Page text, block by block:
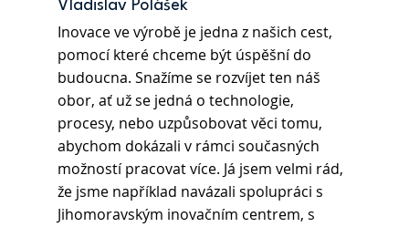
Vladislav Polášek
Inovace ve výrobě je jedna z našich cest,
pomocí které chceme být úspěšní do
budoucna. Snažíme se rozvíjet ten náš
obor, ať už se jedná o technologie,
procesy, nebo uzpůsobovat věci tomu,
abychom dokázali v rámci současných
možností pracovat více. Já jsem velmi rád,
že jsme například navázali spolupráci s
Jihomoravským inovačním centrem, s